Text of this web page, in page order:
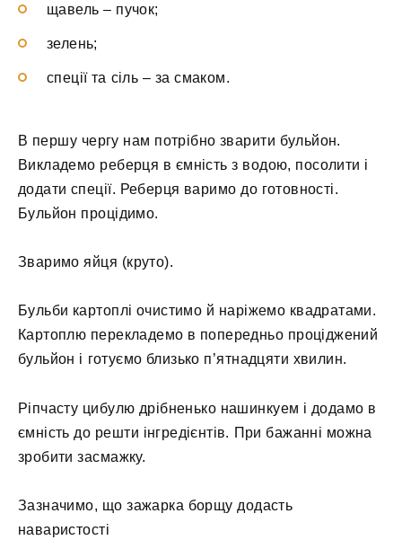
щавель – пучок;
зелень;
спеції та сіль – за смаком.
В першу чергу нам потрібно зварити бульйон.
Викладемо реберця в ємність з водою, посолити і
додати спеції. Реберця варимо до готовності.
Бульйон процідимо.
Зваримо яйця (круто).
Бульби картоплі очистимо й наріжемо квадратами.
Картоплю перекладемо в попередньо проціджений
бульйон і готуємо близько п’ятнадцяти хвилин.
Ріпчасту цибулю дрібненько нашинкуем і додамо в
ємність до решти інгредієнтів. При бажанні можна
зробити засмажку.
Зазначимо, що зажарка борщу додасть
наваристості